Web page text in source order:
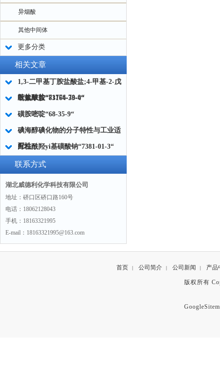
异烟酸
其他中间体
更多分类
相关文章
1,3-二甲基丁胺盐酸盐;4-甲基-2-戊
胺盐酸盐“71776-70-0“
吡氟草胺“83164-33-4“
磺胺嘧啶“68-35-9“
碘海醇碘化物的分子特性与工业适
配性
月桂酰羟yi基磺酸钠“7381-01-3“
联系方式
湖北威德利化学科技有限公司
地址：硚口区硚口路160号
电话：18062128043
手机：18163321995
E-mail：18163321995@163.com
首页 | 公司简介 | 公司新闻 | 产品
版权所有